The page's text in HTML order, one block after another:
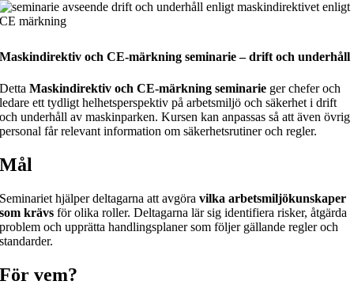
Maskindirektiv och CE-märkning seminarie – drift och underhåll
DettaMaskindirektiv och CE-märkning seminarie ger chefer och
ledare ett tydligt helhetsperspektiv på arbetsmiljö och säkerhet i drift
och underhåll av maskinparken. Kursen kan anpassas så att även övrig
personal får relevant information om säkerhetsrutiner och regler.
Mål
Seminariet hjälper deltagarna att avgöravilka arbetsmiljökunskaper
som krävs för olika roller. Deltagarna lär sig identifiera risker, åtgärda
problem och upprätta handlingsplaner som följer gällande regler och
standarder.
För vem?